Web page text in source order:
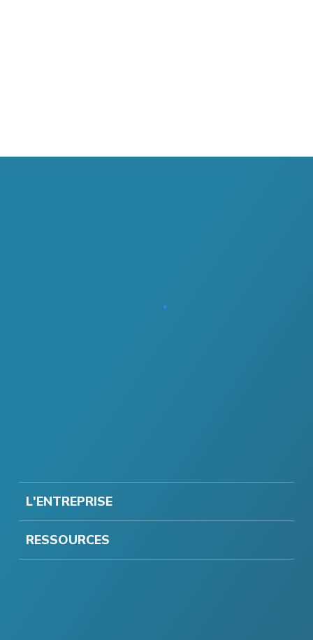
L'ENTREPRISE
RESSOURCES